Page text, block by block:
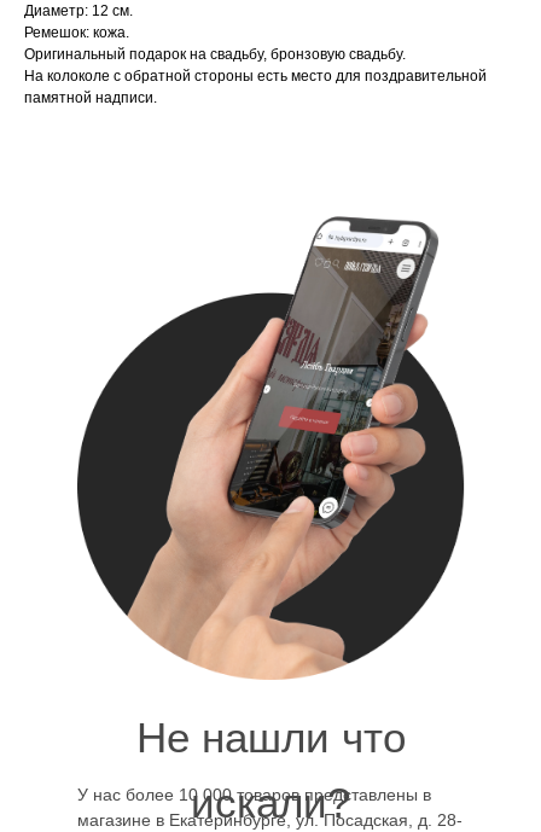
Диаметр: 12 см.
Ремешок: кожа.
Оригинальный подарок на свадьбу, бронзовую свадьбу.
На колоколе с обратной стороны есть место для поздравительной
памятной надписи.
У нас более 10 000 товаров представлены в
магазине в Екатеринбурге, ул. Посадская, д. 28-
Не нашли что
искали?